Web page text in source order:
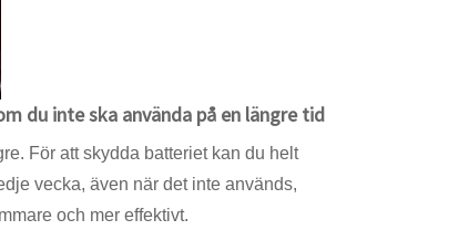
du inte ska använda på en längre tid
För att skydda batteriet kan du helt
vecka, även när det inte används,
och mer effektivt.